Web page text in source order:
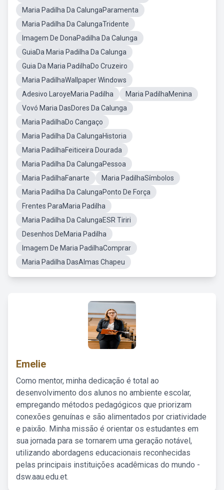
Maria Padilha Da CalungaParamenta
Maria Padilha Da CalungaTridente
Imagem De DonaPadilha Da Calunga
GuiaDa Maria Padilha Da Calunga
Guia Da Maria PadilhaDo Cruzeiro
Maria PadilhaWallpaper Windows
Adesivo LaroyeMaria Padilha
Maria PadilhaMenina
Vovó Maria DasDores Da Calunga
Maria PadilhaDo Cangaço
Maria Padilha Da CalungaHistoria
Maria PadilhaFeiticeira Dourada
Maria Padilha Da CalungaPessoa
Maria PadilhaFanarte
Maria PadilhaSímbolos
Maria Padilha Da CalungaPonto De Força
Frentes ParaMaria Padilha
Maria Padilha Da CalungaESR Tiriri
Desenhos DeMaria Padilha
Imagem De Maria PadilhaComprar
Maria Padilha DasAlmas Chapeu
Emelie
Como mentor, minha dedicação é total ao
desenvolvimento dos alunos no ambiente escolar,
empregando métodos pedagógicos que priorizam
conexões genuínas e são alimentados por criatividade
e paixão. Minha missão é orientar os estudantes em
sua jornada para se tornarem uma geração notável,
utilizando abordagens educacionais reconhecidas
pelas principais instituições acadêmicas do mundo -
dsw.aau.edu.et.